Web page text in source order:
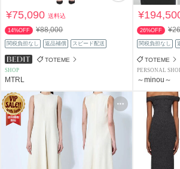
¥75,090送料込
14%OFF ¥88,000
関税負担なし 返品補償 スピード配送
TOTEME
SHOP
MTRL
26%OFF
関税負担なし
TOTEME
PERSONAL
～minou～